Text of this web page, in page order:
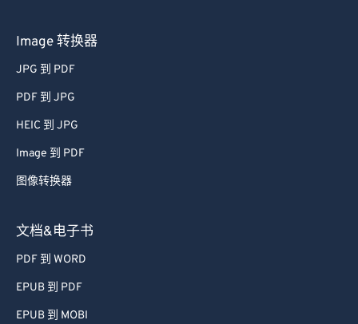
Image 转换器
JPG 到 PDF
PDF 到 JPG
HEIC 到 JPG
Image 到 PDF
图像转换器
文档&电子书
PDF 到 WORD
EPUB 到 PDF
EPUB 到 MOBI